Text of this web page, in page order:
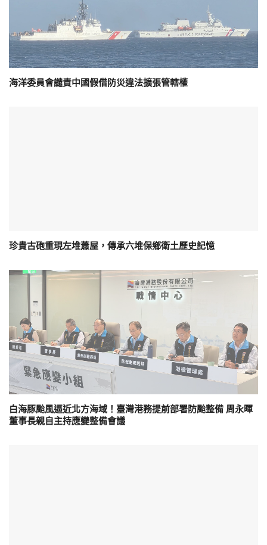
海洋委員會譴責中國假借防災違法擴張管轄權
珍貴古砲重現左堆蕭屋，傳承六堆保鄉衛土歷史記憶
白海豚颱風逼近北方海域！臺灣港務提前部署防颱整備 周永暉
董事長親自主持應變整備會議